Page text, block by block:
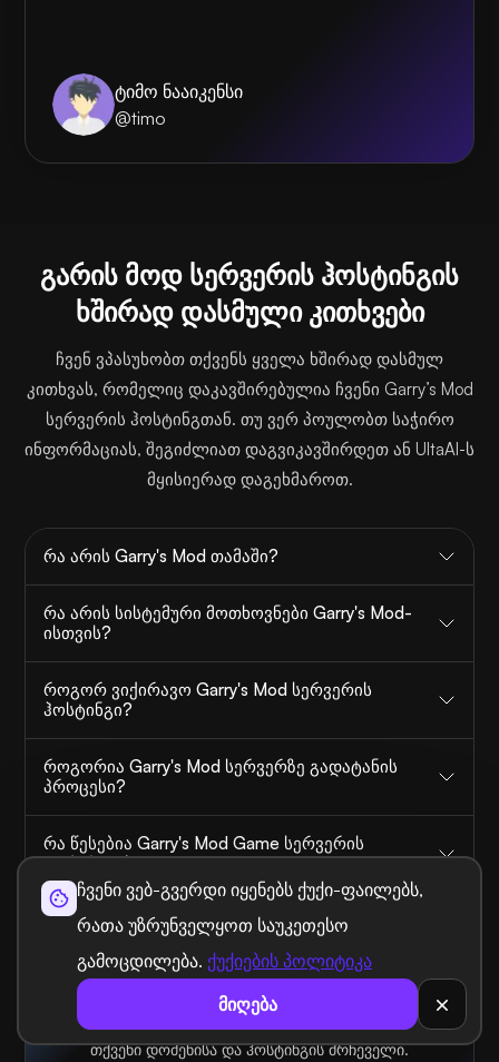
ჩვენი ვებ-გვერდი იყენებს ქუქი-ფაილებს,
რათა უზრუნველყოთ საუკეთესო
გამოცდილება. ქუქიების პოლიტიკა
მიღება
ტიმო ნააიკენსი
@timo
გარის მოდ სერვერის ჰოსტინგის
ხშირად დასმული კითხვები
ჩვენ ვპასუხობთ თქვენს ყველა ხშირად დასმულ
კითხვას, რომელიც დაკავშირებულია ჩვენი Garry’s Mod
სერვერის ჰოსტინგთან. თუ ვერ პოულობთ საჭირო
ინფორმაციას, შეგიძლიათ დაგვიკავშირდეთ ან UltaAI-ს
მყისიერად დაგეხმაროთ.
რა არის Garry's Mod თამაში?
რა არის სისტემური მოთხოვნები Garry's Mod-
ისთვის?
როგორ ვიქირავო Garry's Mod სერვერის
ჰოსტინგი?
როგორია Garry's Mod სერვერზე გადატანის
პროცესი?
რა წესებია Garry's Mod Game სერვერის
დაქირავება?
ან
ჰკითხეთ UltaAI-ს
თქვენი დომენისა და ჰოსტინგის მრჩეველი.